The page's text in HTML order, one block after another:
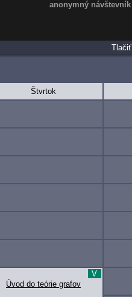
Štvrtok
Úvod do teórie grafov
V
Tlačiť
anonymný návštevník